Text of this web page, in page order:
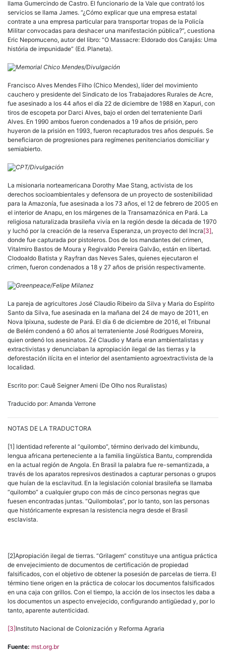
llama Gumercindo de Castro. El funcionario de la Vale que contrató los
servicios se llama James. “¿Cómo explicar que una empresa estatal
contrate a una empresa particular para transportar tropas de la Policía
Militar convocadas para deshacer una manifestación pública?”, cuestiona
Eric Nepomuceno, autor del libro: “O Massacre: Eldorado dos Carajás: Uma
história de impunidade” (Ed. Planeta).
Memorial Chico Mendes/Divulgación
Francisco Alves Mendes Filho (Chico Mendes), líder del movimiento
cauchero y presidente del Sindicato de los Trabajadores Rurales de Acre,
fue asesinado a los 44 años el día 22 de diciembre de 1988 en Xapuri, con
tiros de escopeta por Darci Alves, bajo el orden del terrateniente Darli
Alves. En 1990 ambos fueron condenados a 19 años de prisión, pero
huyeron de la prisión en 1993, fueron recapturados tres años después. Se
beneficiaron de progresiones para regímenes penitenciarios domiciliar y
semiabierto.
CPT/Divulgación
La misionaria norteamericana Dorothy Mae Stang, activista de los
derechos socioambientales y defensora de un proyecto de sostenibilidad
para la Amazonía, fue asesinada a los 73 años, el 12 de febrero de 2005 en
el interior de Anapu, en los márgenes de la Transamazónica en Pará. La
religiosa naturalizada brasileña vivía en la región desde la década de 1970
y luchó por la creación de la reserva Esperanza, un proyecto del Incra[3],
donde fue capturada por pistoleros. Dos de los mandantes del crimen,
Vitalmiro Bastos de Moura y Regivaldo Pereira Galvão, están en libertad.
Clodoaldo Batista y Rayfran das Neves Sales, quienes ejecutaron el
crimen, fueron condenados a 18 y 27 años de prisión respectivamente.
Greenpeace/Felipe Milanez
La pareja de agricultores José Claudio Ribeiro da Silva y Maria do Espírito
Santo da Silva, fue asesinada en la mañana del 24 de mayo de 2011, en
Nova Ipixuna, sudeste de Pará. El día 6 de diciembre de 2016, el Tribunal
de Belém condenó a 60 años al terrateniente José Rodrigues Moreira,
quien ordenó los asesinatos. Zé Claudio y Maria eran ambientalistas y
extractivistas y denunciaban la apropiación ilegal de las tierras y la
deforestación ilícita en el interior del asentamiento agroextractivista de la
localidad.
Escrito por: Cauê Seigner Ameni (De Olho nos Ruralistas)
Traducido por: Amanda Verrone
NOTAS DE LA TRADUCTORA
[1] Identidad referente al “quilombo”, término derivado del kimbundu,
lengua africana perteneciente a la familia lingüística Bantu, comprendida
en la actual región de Angola. En Brasil la palabra fue re-semantizada, a
través de los aparatos represivos destinados a capturar personas o grupos
que huían de la esclavitud. En la legislación colonial brasileña se llamaba
“quilombo” a cualquier grupo con más de cinco personas negras que
fuesen encontradas juntas. “Quilombolas”, por lo tanto, son las personas
que históricamente expresan la resistencia negra desde el Brasil
esclavista.
[2]Apropiación ilegal de tierras. “Grilagem” constituye una antigua práctica
de envejecimiento de documentos de certificación de propiedad
falsificados, con el objetivo de obtener la posesión de parcelas de tierra. El
término tiene origen en la práctica de colocar los documentos falsificados
en una caja con grillos. Con el tiempo, la acción de los insectos les daba a
los documentos un aspecto envejecido, configurando antigüedad y, por lo
tanto, aparente autenticidad.
[3]Instituto Nacional de Colonización y Reforma Agraria
Fuente: mst.org.br